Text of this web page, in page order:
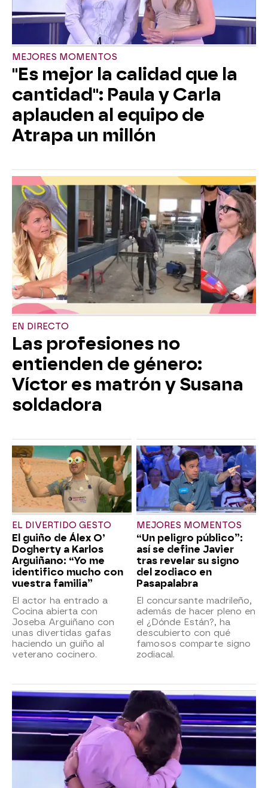
MEJORES MOMENTOS
"Es mejor la calidad que la
cantidad": Paula y Carla
aplauden al equipo de
Atrapa un millón
EN DIRECTO
Las profesiones no
entienden de género:
Víctor es matrón y Susana
soldadora
EL DIVERTIDO GESTO
El guiño de Álex O’
Dogherty a Karlos
Arguiñano: “Yo me
identifico mucho con
vuestra familia”
El actor ha entrado a
Cocina abierta con
Joseba Arguiñano con
unas divertidas gafas
haciendo un guiño al
veterano cocinero.
MEJORES MOMENTOS
“Un peligro público”:
así se define Javier
tras revelar su signo
del zodiaco en
Pasapalabra
El concursante madrileño,
además de hacer pleno en
el ¿Dónde Están?, ha
descubierto con qué
famosos comparte signo
zodiacal.